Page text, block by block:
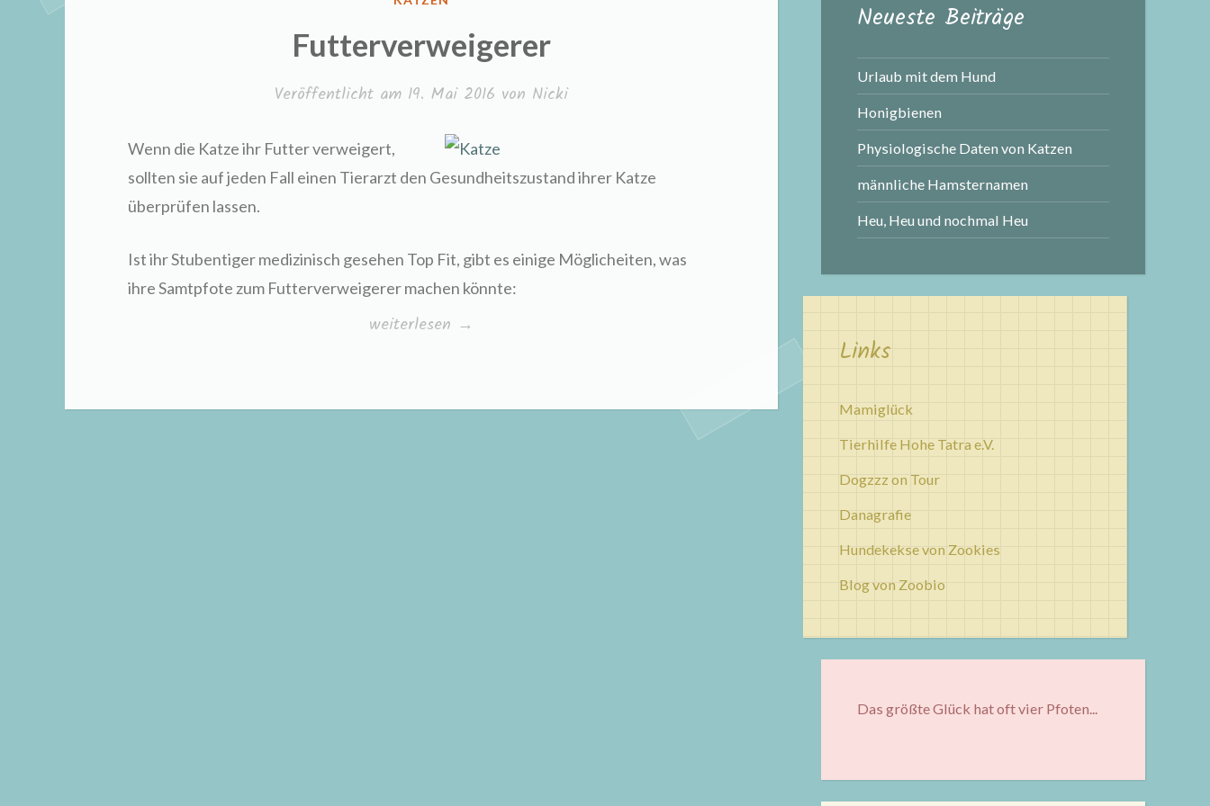
Futterverweigerer
Veröffentlicht am 19. Mai 2016 von Nicki
Wenn die Katze ihr Futter verweigert,
sollten sie auf jeden Fall einen Tierarzt den Gesundheitszustand ihrer Katze
überprüfen lassen.
Ist ihr Stubentiger medizinisch gesehen Top Fit, gibt es einige Möglicheiten, was
ihre Samtpfote zum Futterverweigerer machen könnte:
„Futterverweigerer“
weiterlesen →
Neueste Beiträge
Urlaub mit dem Hund
Honigbienen
Physiologische Daten von Katzen
männliche Hamsternamen
Heu, Heu und nochmal Heu
Links
Mamiglück
Tierhilfe Hohe Tatra e.V.
Dogzzz on Tour
Danagrafie
Hundekekse von Zookies
Blog von Zoobio
Das größte Glück hat oft vier Pfoten...